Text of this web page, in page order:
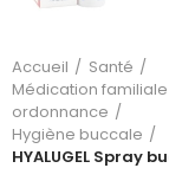
Accueil
Santé
Médication
ordonnance
Hygiène buccale
HYALUGEL Spray